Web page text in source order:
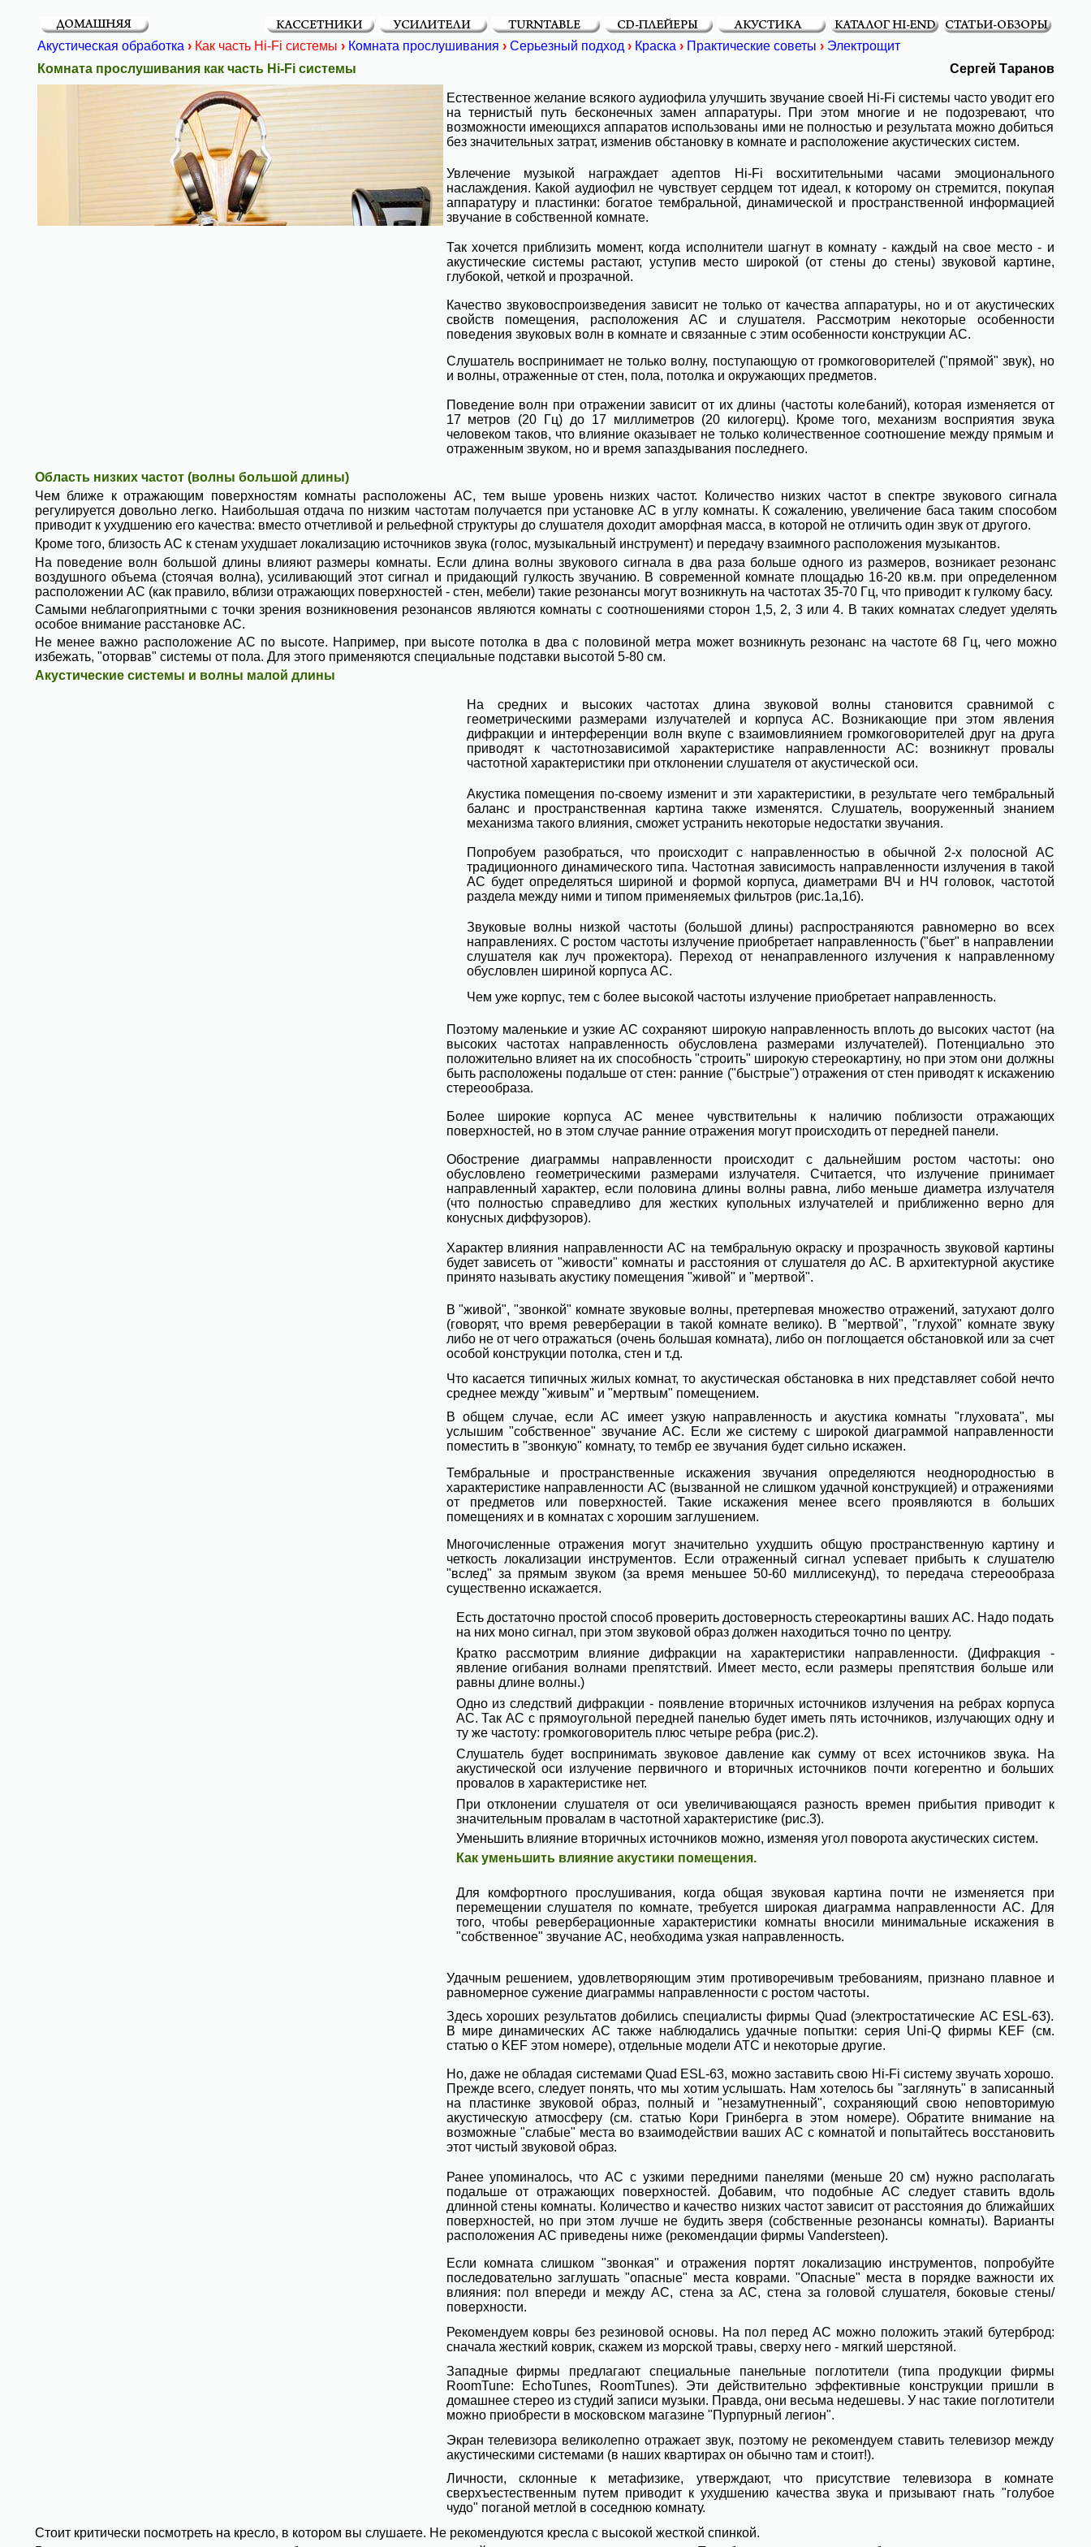
Акустическая обработка › Как часть Hi-Fi системы › Комната прослушивания › Серьезный подход › Краска › Практические советы › Электрощит
Комната прослушивания как часть Hi-Fi системы
Сергей Таранов
Естественное желание всякого аудиофила улучшить звучание своей Hi-Fi системы часто уводит его
на тернистый путь бесконечных замен аппаратуры. При этом многие и не подозревают, что
возможности имеющихся аппаратов использованы ими не полностью и результата можно добиться
без значительных затрат, изменив обстановку в комнате и расположение акустических систем.
Увлечение музыкой награждает адептов Hi-Fi восхитительными часами эмоционального
наслаждения. Какой аудиофил не чувствует сердцем тот идеал, к которому он стремится, покупая
аппаратуру и пластинки: богатое тембральной, динамической и пространственной информацией
звучание в собственной комнате.
Так хочется приблизить момент, когда исполнители шагнут в комнату - каждый на свое место - и
акустические системы растают, уступив место широкой (от стены до стены) звуковой картине,
глубокой, четкой и прозрачной.
Качество звуковоспроизведения зависит не только от качества аппаратуры, но и от акустических
свойств помещения, расположения АС и слушателя. Рассмотрим некоторые особенности
поведения звуковых волн в комнате и связанные с этим особенности конструкции АС.
Слушатель воспринимает не только волну, поступающую от громкоговорителей ("прямой" звук), но
и волны, отраженные от стен, пола, потолка и окружающих предметов.
Поведение волн при отражении зависит от их длины (частоты колебаний), которая изменяется от
17 метров (20 Гц) до 17 миллиметров (20 килогерц). Кроме того, механизм восприятия звука
человеком таков, что влияние оказывает не только количественное соотношение между прямым и
отраженным звуком, но и время запаздывания последнего.
Область низких частот (волны большой длины)
Чем ближе к отражающим поверхностям комнаты расположены АС, тем выше уровень низких частот. Количество низких частот в спектре звукового сигнала
регулируется довольно легко. Наибольшая отдача по низким частотам получается при установке АС в углу комнаты. К сожалению, увеличение баса таким способом
приводит к ухудшению его качества: вместо отчетливой и рельефной структуры до слушателя доходит аморфная масса, в которой не отличить один звук от другого.
Кроме того, близость АС к стенам ухудшает локализацию источников звука (голос, музыкальный инструмент) и передачу взаимного расположения музыкантов.
На поведение волн большой длины влияют размеры комнаты. Если длина волны звукового сигнала в два раза больше одного из размеров, возникает резонанс
воздушного объема (стоячая волна), усиливающий этот сигнал и придающий гулкость звучанию. В современной комнате площадью 16-20 кв.м. при определенном
расположении АС (как правило, вблизи отражающих поверхностей - стен, мебели) такие резонансы могут возникнуть на частотах 35-70 Гц, что приводит к гулкому басу.
Самыми неблагоприятными с точки зрения возникновения резонансов являются комнаты с соотношениями сторон 1,5, 2, 3 или 4. В таких комнатах следует уделять
особое внимание расстановке АС.
Не менее важно расположение АС по высоте. Например, при высоте потолка в два с половиной метра может возникнуть резонанс на частоте 68 Гц, чего можно
избежать, "оторвав" системы от пола. Для этого применяются специальные подставки высотой 5-80 см.
Акустические системы и волны малой длины
На средних и высоких частотах длина звуковой волны становится сравнимой с
геометрическими размерами излучателей и корпуса АС. Возникающие при этом явления
дифракции и интерференции волн вкупе с взаимовлиянием громкоговорителей друг на друга
приводят к частотнозависимой характеристике направленности АС: возникнут провалы
частотной характеристики при отклонении слушателя от акустической оси.
Акустика помещения по-своему изменит и эти характеристики, в результате чего тембральный
баланс и пространственная картина также изменятся. Слушатель, вооруженный знанием
механизма такого влияния, сможет устранить некоторые недостатки звучания.
Попробуем разобраться, что происходит с направленностью в обычной 2-х полосной АС
традиционного динамического типа. Частотная зависимость направленности излучения в такой
АС будет определяться шириной и формой корпуса, диаметрами ВЧ и НЧ головок, частотой
раздела между ними и типом применяемых фильтров (рис.1а,1б).
Звуковые волны низкой частоты (большой длины) распространяются равномерно во всех
направлениях. С ростом частоты излучение приобретает направленность ("бьет" в направлении
слушателя как луч прожектора). Переход от ненаправленного излучения к направленному
обусловлен шириной корпуса АС.
Чем уже корпус, тем с более высокой частоты излучение приобретает направленность.
Поэтому маленькие и узкие АС сохраняют широкую направленность вплоть до высоких частот (на
высоких частотах направленность обусловлена размерами излучателей). Потенциально это
положительно влияет на их способность "строить" широкую стереокартину, но при этом они должны
быть расположены подальше от стен: ранние ("быстрые") отражения от стен приводят к искажению
стереообраза.
Более широкие корпуса АС менее чувствительны к наличию поблизости отражающих
поверхностей, но в этом случае ранние отражения могут происходить от передней панели.
Обострение диаграммы направленности происходит с дальнейшим ростом частоты: оно
обусловлено геометрическими размерами излучателя. Считается, что излучение принимает
направленный характер, если половина длины волны равна, либо меньше диаметра излучателя
(что полностью справедливо для жестких купольных излучателей и приближенно верно для
конусных диффузоров).
Характер влияния направленности АС на тембральную окраску и прозрачность звуковой картины
будет зависеть от "живости" комнаты и расстояния от слушателя до АС. В архитектурной акустике
принято называть акустику помещения "живой" и "мертвой".
В "живой", "звонкой" комнате звуковые волны, претерпевая множество отражений, затухают долго
(говорят, что время реверберации в такой комнате велико). В "мертвой", "глухой" комнате звуку
либо не от чего отражаться (очень большая комната), либо он поглощается обстановкой или за счет
особой конструкции потолка, стен и т.д.
Что касается типичных жилых комнат, то акустическая обстановка в них представляет собой нечто
среднее между "живым" и "мертвым" помещением.
В общем случае, если АС имеет узкую направленность и акустика комнаты "глуховата", мы
услышим "собственное" звучание АС. Если же систему с широкой диаграммой направленности
поместить в "звонкую" комнату, то тембр ее звучания будет сильно искажен.
Тембральные и пространственные искажения звучания определяются неоднородностью в
характеристике направленности АС (вызванной не слишком удачной конструкцией) и отражениями
от предметов или поверхностей. Такие искажения менее всего проявляются в больших
помещениях и в комнатах с хорошим заглушением.
Многочисленные отражения могут значительно ухудшить общую пространственную картину и
четкость локализации инструментов. Если отраженный сигнал успевает прибыть к слушателю
"вслед" за прямым звуком (за время меньшее 50-60 миллисекунд), то передача стереообраза
существенно искажается.
Есть достаточно простой способ проверить достоверность стереокартины ваших АС. Надо подать
на них моно сигнал, при этом звуковой образ должен находиться точно по центру.
Кратко рассмотрим влияние дифракции на характеристики направленности. (Дифракция -
явление огибания волнами препятствий. Имеет место, если размеры препятствия больше или
равны длине волны.)
Одно из следствий дифракции - появление вторичных источников излучения на ребрах корпуса
АС. Так АС с прямоугольной передней панелью будет иметь пять источников, излучающих одну и
ту же частоту: громкоговоритель плюс четыре ребра (рис.2).
Слушатель будет воспринимать звуковое давление как сумму от всех источников звука. На
акустической оси излучение первичного и вторичных источников почти когерентно и больших
провалов в характеристике нет.
При отклонении слушателя от оси увеличивающаяся разность времен прибытия приводит к
значительным провалам в частотной характеристике (рис.3).
Уменьшить влияние вторичных источников можно, изменяя угол поворота акустических систем.
Как уменьшить влияние акустики помещения.
Для комфортного прослушивания, когда общая звуковая картина почти не изменяется при
перемещении слушателя по комнате, требуется широкая диаграмма направленности АС. Для
того, чтобы реверберационные характеристики комнаты вносили минимальные искажения в
"собственное" звучание АС, необходима узкая направленность.
Удачным решением, удовлетворяющим этим противоречивым требованиям, признано плавное и
равномерное сужение диаграммы направленности с ростом частоты.
Здесь хороших результатов добились специалисты фирмы Quad (электростатические АС ESL-63).
В мире динамических АС также наблюдались удачные попытки: серия Uni-Q фирмы KEF (см.
статью о KEF этом номере), отдельные модели ATC и некоторые другие.
Но, даже не обладая системами Quad ESL-63, можно заставить свою Hi-Fi систему звучать хорошо.
Прежде всего, следует понять, что мы хотим услышать. Нам хотелось бы "заглянуть" в записанный
на пластинке звуковой образ, полный и "незамутненный", сохраняющий свою неповторимую
акустическую атмосферу (см. статью Кори Гринберга в этом номере). Обратите внимание на
возможные "слабые" места во взаимодействии ваших АС с комнатой и попытайтесь восстановить
этот чистый звуковой образ.
Ранее упоминалось, что АС с узкими передними панелями (меньше 20 см) нужно располагать
подальше от отражающих поверхностей. Добавим, что подобные АС следует ставить вдоль
длинной стены комнаты. Количество и качество низких частот зависит от расстояния до ближайших
поверхностей, но при этом лучше не будить зверя (собственные резонансы комнаты). Варианты
расположения АС приведены ниже (рекомендации фирмы Vandersteen).
Если комната слишком "звонкая" и отражения портят локализацию инструментов, попробуйте
последовательно заглушать "опасные" места коврами. "Опасные" места в порядке важности их
влияния: пол впереди и между АС, стена за АС, стена за головой слушателя, боковые стены/
поверхности.
Рекомендуем ковры без резиновой основы. На пол перед АС можно положить этакий бутерброд:
сначала жесткий коврик, скажем из морской травы, сверху него - мягкий шерстяной.
Западные фирмы предлагают специальные панельные поглотители (типа продукции фирмы
RoomTune: EchoTunes, RoomTunes). Эти действительно эффективные конструкции пришли в
домашнее стерео из студий записи музыки. Правда, они весьма недешевы. У нас такие поглотители
можно приобрести в московском магазине "Пурпурный легион".
Экран телевизора великолепно отражает звук, поэтому не рекомендуем ставить телевизор между
акустическими системами (в наших квартирах он обычно там и стоит!).
Личности, склонные к метафизике, утверждают, что присутствие телевизора в комнате
сверхъестественным путем приводит к ухудшению качества звука и призывают гнать "голубое
чудо" поганой метлой в соседнюю комнату.
Стоит критически посмотреть на кресло, в котором вы слушаете. Не рекомендуются кресла с высокой жесткой спинкой.